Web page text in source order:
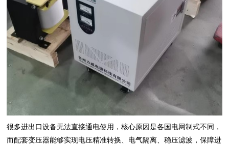
很多进出口设备无法直接通电使用，核心原因是各国电网制式不同，
而配套变压器能够实现电压精准转换、电气隔离、稳压滤波，保障进